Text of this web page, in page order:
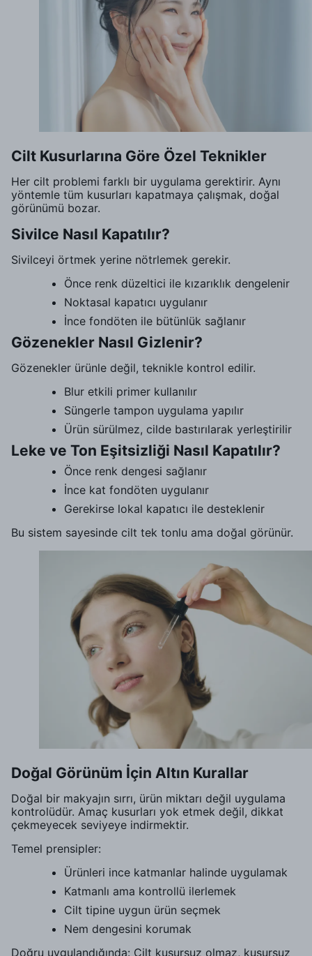
Cilt Kusurlarına Göre Özel Teknikler
Her cilt problemi farklı bir uygulama gerektirir. Aynı
yöntemle tüm kusurları kapatmaya çalışmak, doğal
görünümü bozar.
Sivilce Nasıl Kapatılır?
Sivilceyi örtmek yerine nötrlemek gerekir.
Önce renk düzeltici ile kızarıklık dengelenir
Noktasal kapatıcı uygulanır
İnce fondöten ile bütünlük sağlanır
Gözenekler Nasıl Gizlenir?
Gözenekler ürünle değil, teknikle kontrol edilir.
Blur etkili primer kullanılır
Süngerle tampon uygulama yapılır
Ürün sürülmez, cilde bastırılarak yerleştirilir
Leke ve Ton Eşitsizliği Nasıl Kapatılır?
Önce renk dengesi sağlanır
İnce kat fondöten uygulanır
Gerekirse lokal kapatıcı ile desteklenir
Bu sistem sayesinde cilt tek tonlu ama doğal görünür.
Doğal Görünüm İçin Altın Kurallar
Doğal bir makyajın sırrı, ürün miktarı değil uygulama
kontrolüdür. Amaç kusurları yok etmek değil, dikkat
çekmeyecek seviyeye indirmektir.
Temel prensipler:
Ürünleri ince katmanlar halinde uygulamak
Katmanlı ama kontrollü ilerlemek
Cilt tipine uygun ürün seçmek
Nem dengesini korumak
Doğru uygulandığında: Cilt kusursuz olmaz, kusursuz